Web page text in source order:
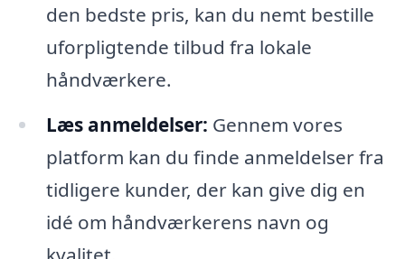
den bedste pris, kan du nemt bestille
uforpligtende tilbud fra lokale
håndværkere.
Læs anmeldelser: Gennem vores
platform kan du finde anmeldelser fra
tidligere kunder, der kan give dig en
idé om håndværkerens navn og